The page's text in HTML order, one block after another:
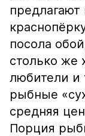
предлагают
посола
столько же
любители и
рыбные
средняя
Порция